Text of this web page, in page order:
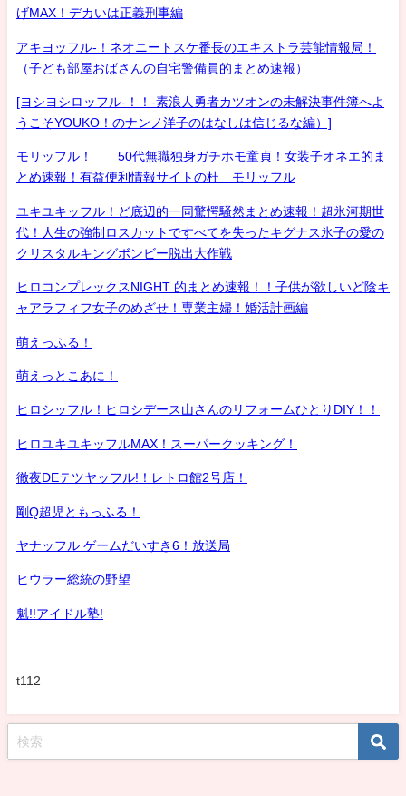
げMAX！デカいは正義刑事編
アキヨッフル-！ネオニートスケ番長のエキストラ芸能情報局！
（子ども部屋おばさんの自宅警備員的まとめ速報）
[ヨシヨシロッフル-！！-素浪人勇者カツオンの未解決事件簿へよ
うこそYOUKO！のナンノ洋子のはなしは信じるな編）]
モリッフル！ 50代無職独身ガチホモ童貞！女装子オネエ的ま
とめ速報！有益便利情報サイトの杜 モリッフル
ユキユキッフル！ど底辺的一同驚愕騒然まとめ速報！超氷河期世
代！人生の強制ロスカットですべてを失ったキグナス氷子の愛の
クリスタルキングボンビー脱出大作戦
ヒロコンプレックスNIGHT 的まとめ速報！！子供が欲しいど陰キ
ャアラフィフ女子のめざせ！専業主婦！婚活計画編
萌えっふる！
萌えっとこあに！
ヒロシッフル！ヒロシデース山さんのリフォームひとりDIY！！
ヒロユキユキッフルMAX！スーパークッキング！
徹夜DEテツヤッフル!！レトロ館2号店！
剛Q超児ともっふる！
ヤナッフル ゲームだいすき6！放送局
ヒウラー総統の野望
魁!!アイドル塾!
t112